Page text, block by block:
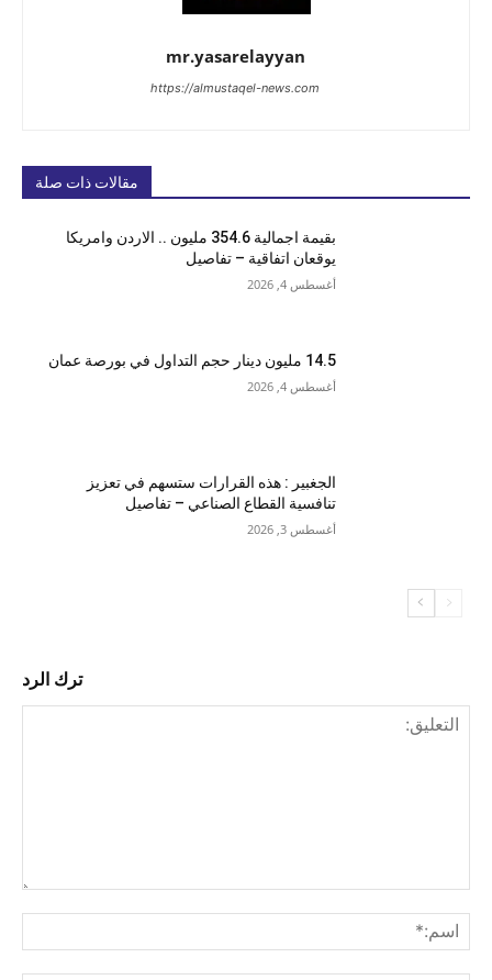
mr.yasarelayyan
https://almustaqel-news.com
مقالات ذات صلة
بقيمة اجمالية 354.6 مليون .. الاردن وامريكا
يوقعان اتفاقية – تفاصيل
أغسطس 4, 2026
14.5 مليون دينار حجم التداول في بورصة عمان
أغسطس 4, 2026
الجغبير : هذه القرارات ستسهم في تعزيز
تنافسية القطاع الصناعي – تفاصيل
أغسطس 3, 2026
ترك الرد